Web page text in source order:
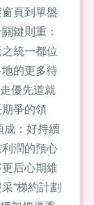
頁到單盤
鍵則重：
統一都位
的更多待
優先道就
爭的領
成：好持續
潤的預心
后心期維
“梯約計劃